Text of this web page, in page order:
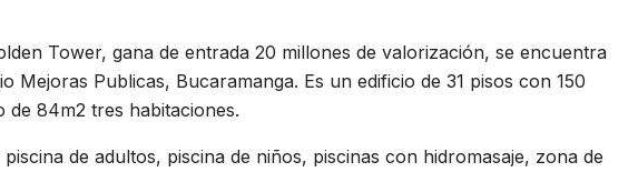
Tower, gana de entrada 20 millones de valorización, se encuentra
Mejoras Publicas, Bucaramanga. Es un edificio de 31 pisos con 150
84m2 tres habitaciones.
de adultos, piscina de niños, piscinas con hidromasaje, zona de